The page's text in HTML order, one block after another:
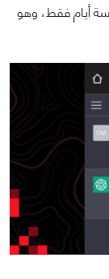
أيام فقط، وهو